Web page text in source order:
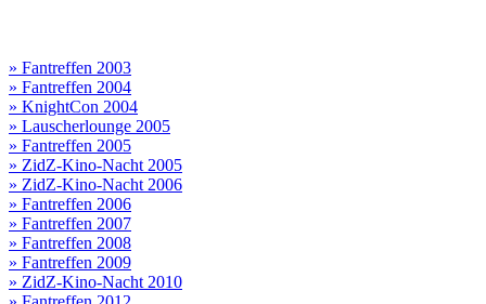
» Fantreffen 2003
» Fantreffen 2004
» KnightCon 2004
» Lauscherlounge 2005
» Fantreffen 2005
» ZidZ-Kino-Nacht 2005
» ZidZ-Kino-Nacht 2006
» Fantreffen 2006
» Fantreffen 2007
» Fantreffen 2008
» Fantreffen 2009
» ZidZ-Kino-Nacht 2010